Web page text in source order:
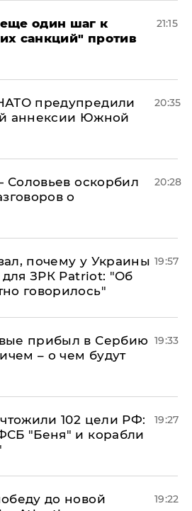
один шаг к
санкций" против
21:15
предупредили
аннексии Южной
20:35
Соловьев оскорбил
о
20:28
почему у Украины
для ЗРК Patriot: "Об
говорилось"
19:57
прибыл в Сербию
– о чем будут
19:33
102 цели РФ:
"Беня" и корабли
19:27
до новой
19:22